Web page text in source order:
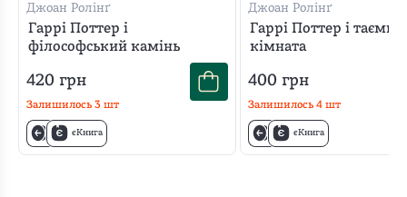
Джоан Ролінґ
Гаррі Поттер і
філософський камінь
420 грн
Залишилось 3 шт
єКнига
Джоан Ролінґ
Гаррі Поттер і таємна
кімната
400грн
Залишилось 4шт
єКнига